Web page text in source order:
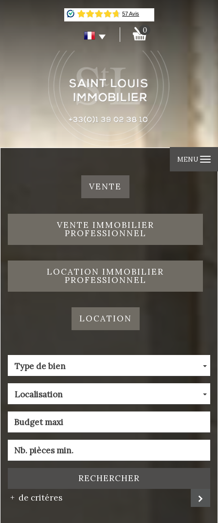
0
MENU
VENTE
VENTE IMMOBILIER
PROFESSIONNEL
LOCATION IMMOBILIER
PROFESSIONNEL
LOCATION
Type de bien
Localisation
RECHERCHER
de critéres